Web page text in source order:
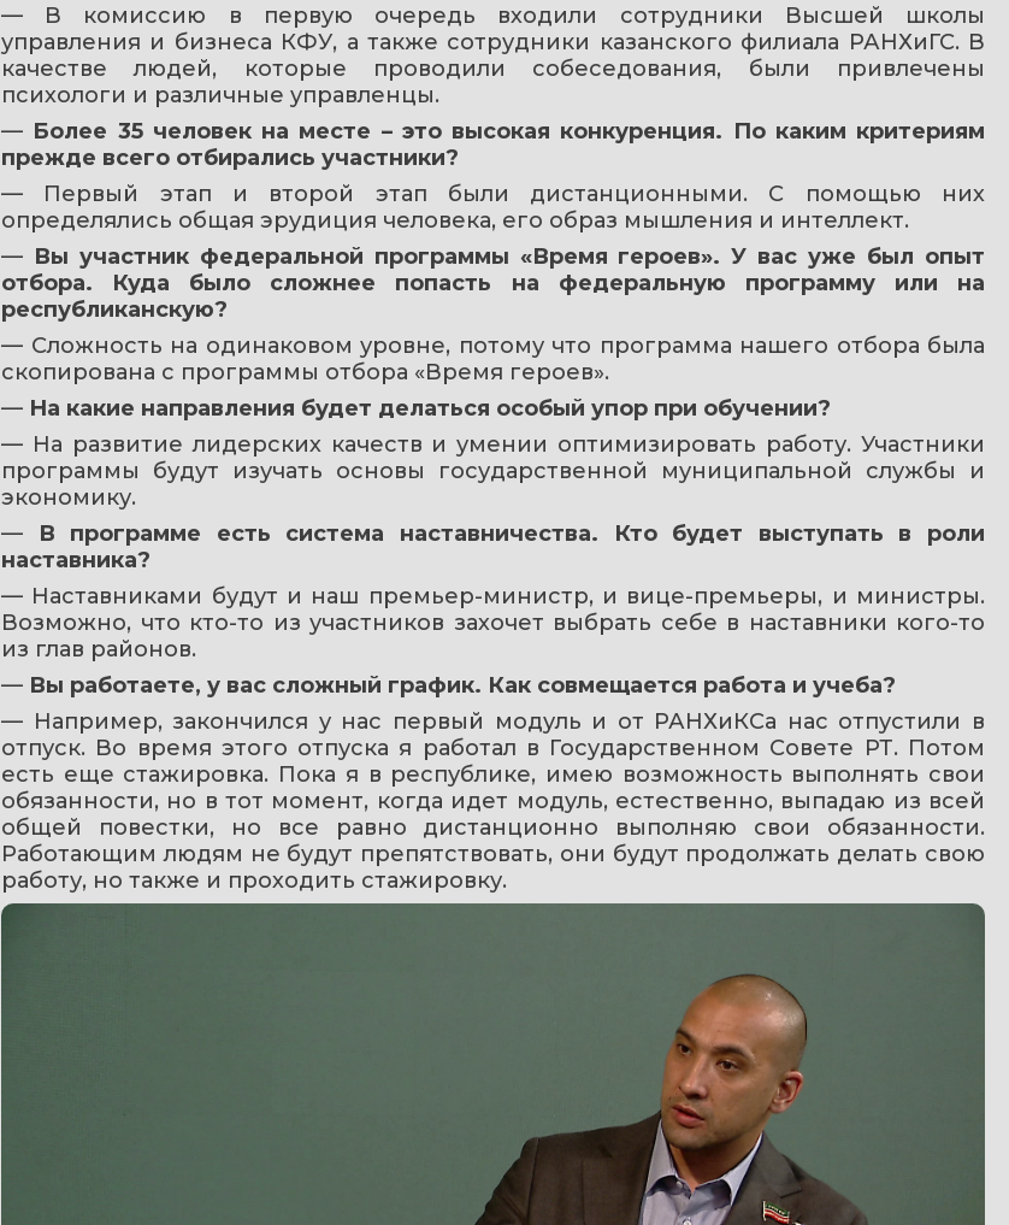
— В комиссию в первую очередь входили сотрудники Высшей школы
управления и бизнеса КФУ, а также сотрудники казанского филиала РАНХиГС. В
качестве людей, которые проводили собеседования, были привлечены
психологи и различные управленцы.
— Более 35 человек на месте – это высокая конкуренция. По каким критериям
прежде всего отбирались участники?
— Первый этап и второй этап были дистанционными. С помощью них
определялись общая эрудиция человека, его образ мышления и интеллект.
— Вы участник федеральной программы «Время героев». У вас уже был опыт
отбора. Куда было сложнее попасть на федеральную программу или на
республиканскую?
— Сложность на одинаковом уровне, потому что программа нашего отбора была
скопирована с программы отбора «Время героев».
— На какие направления будет делаться особый упор при обучении?
— На развитие лидерских качеств и умении оптимизировать работу. Участники
программы будут изучать основы государственной муниципальной службы и
экономику.
—
В программе есть система наставничества. Кто будет выступать в роли
наставника?
— Наставниками будут и наш премьер-министр, и вице-премьеры, и министры.
Возможно, что кто-то из участников захочет выбрать себе в наставники кого-то
из глав районов.
— Вы работаете, у вас сложный график. Как совмещается работа и учеба?
— Например, закончился у нас первый модуль и от РАНХиКСа нас отпустили в
отпуск. Во время этого отпуска я работал в Государственном Совете РТ. Потом
есть еще стажировка. Пока я в республике, имею возможность выполнять свои
обязанности, но в тот момент, когда идет модуль, естественно, выпадаю из всей
общей повестки, но все равно дистанционно выполняю свои обязанности.
Работающим людям не будут препятствовать, они будут продолжать делать свою
работу, но также и проходить стажировку.